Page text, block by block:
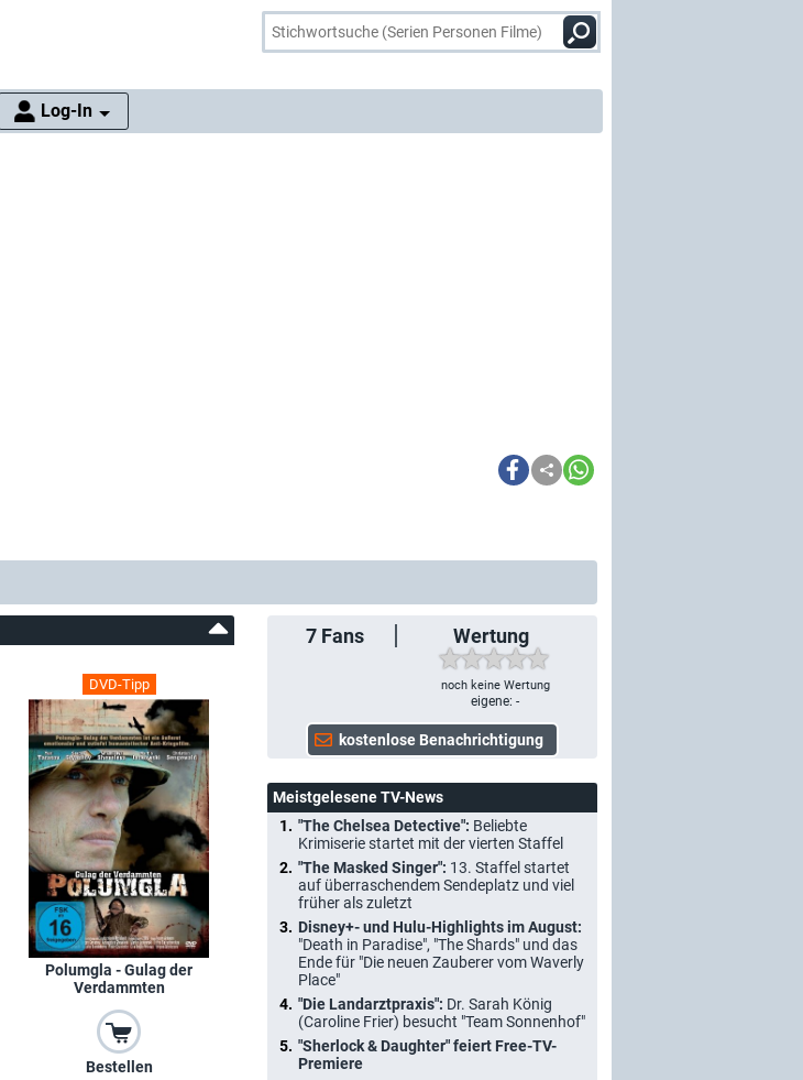
Log-In
7 Fans Wertung
noch keine Wertung
eigene: -
DVD-Tipp
Polumgla - Gulag der
Verdammten
Bestellen
Meistgelesene TV-News
"The Chelsea Detective": Beliebte
Krimiserie startet mit der vierten Staffel
"The Masked Singer": 13. Staffel startet
auf überraschendem Sendeplatz und viel
früher als zuletzt
Disney+- und Hulu-Highlights im August:
"Death in Paradise", "The Shards" und das
Ende für "Die neuen Zauberer vom Waverly
Place"
"Die Landarztpraxis": Dr. Sarah König
(Caroline Frier) besucht "Team Sonnenhof"
"Sherlock & Daughter" feiert Free-TV-
Premiere